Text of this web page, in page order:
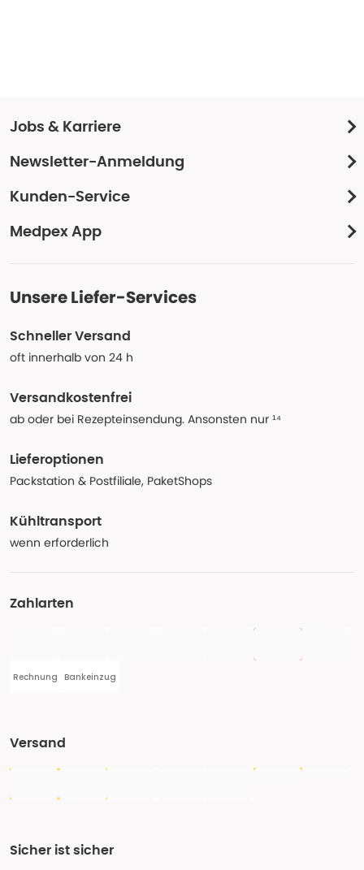
Jobs & Karriere
Newsletter-Anmeldung
Kunden-Service
Medpex App
Unsere Liefer-Services
Schneller Versand
oft innerhalb von 24 h
Versandkostenfrei
ab oder bei Rezepteinsendung. Ansonsten nur ¹⁴
Lieferoptionen
Packstation & Postfiliale, PaketShops
Kühltransport
wenn erforderlich
Zahlarten
Rechnung Bankeinzug
Versand
Sicher ist sicher